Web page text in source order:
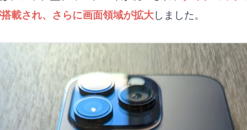
載され、さらに画面領域が拡大しました。